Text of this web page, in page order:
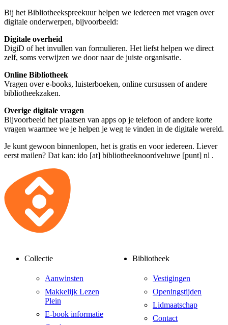
Bij het Bibliotheekspreekuur helpen we iedereen met vragen over
digitale onderwerpen, bijvoorbeeld:
Digitale overheid
DigiD of het invullen van formulieren. Het liefst helpen we direct
zelf, soms verwijzen we door naar de juiste organisatie.
Online Bibliotheek
Vragen over e-books, luisterboeken, online cursussen of andere
bibliotheekzaken.
Overige digitale vragen
Bijvoorbeeld het plaatsen van apps op je telefoon of andere korte
vragen waarmee we je helpen je weg te vinden in de digitale wereld.
Je kunt gewoon binnenlopen, het is gratis en voor iedereen. Liever
eerst mailen? Dat kan: ido [at] bibliotheeknoordveluwe [punt] nl .
Collectie
Aanwinsten
Makkelijk Lezen
Plein
E-book informatie
Bibliotheek
Vestigingen
Openingstijden
Lidmaatschap
Contact